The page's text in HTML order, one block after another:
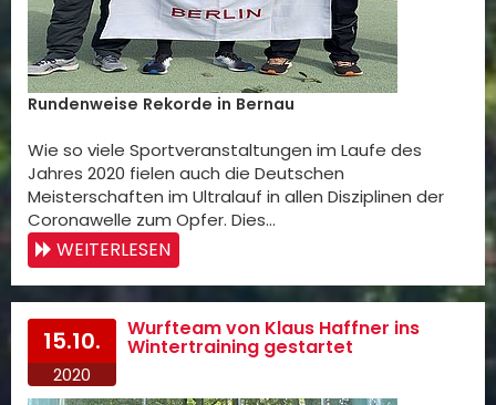
Rundenweise Rekorde in Bernau
Wie so viele Sportveranstaltungen im Laufe des
Jahres 2020 fielen auch die Deutschen
Meisterschaften im Ultralauf in allen Disziplinen der
Coronawelle zum Opfer. Dies…
WEITERLESEN
15.10.
2020
Wurfteam von Klaus Haffner ins
Wintertraining gestartet